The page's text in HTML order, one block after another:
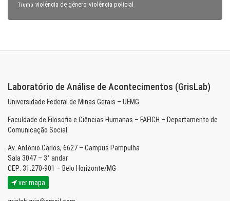
Trump violência de gênero violência policial
Laboratório de Análise de Acontecimentos (GrisLab)
Universidade Federal de Minas Gerais – UFMG
Faculdade de Filosofia e Ciências Humanas – FAFICH – Departamento de
Comunicação Social
Av. Antônio Carlos, 6627 – Campus Pampulha
Sala 3047 – 3° andar
CEP: 31.270-901 – Belo Horizonte/MG
ver mapa